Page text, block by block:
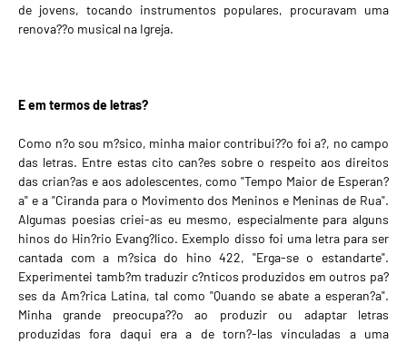
de jovens, tocando instrumentos populares, procuravam uma
renova??o musical na Igreja.
E em termos de letras?
Como n?o sou m?sico, minha maior contribui??o foi a?, no campo
das letras. Entre estas cito can?es sobre o respeito aos direitos
das crian?as e aos adolescentes, como "Tempo Maior de Esperan?
a" e a "Ciranda para o Movimento dos Meninos e Meninas de Rua".
Algumas poesias criei-as eu mesmo, especialmente para alguns
hinos do Hin?rio Evang?lico. Exemplo disso foi uma letra para ser
cantada com a m?sica do hino 422, "Erga-se o estandarte".
Experimentei tamb?m traduzir c?nticos produzidos em outros pa?
ses da Am?rica Latina, tal como "Quando se abate a esperan?a".
Minha grande preocupa??o ao produzir ou adaptar letras
produzidas fora daqui era a de torn?-las vinculadas a uma